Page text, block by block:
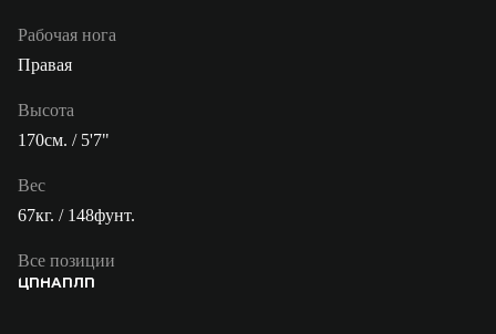
Рабочая нога
Правая
Высота
170см. / 5'7"
Вес
67кг. / 148фунт.
Все позиции
ЦПНАПЛП